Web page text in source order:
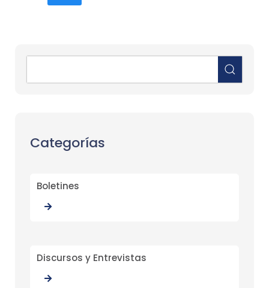
Categorías
Boletines
Discursos y Entrevistas